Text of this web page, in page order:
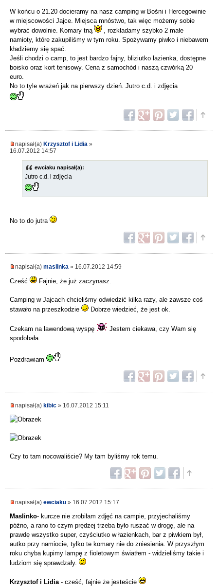
W końcu o 21.20 docieramy na nasz camping w Bośni i Hercegowinie
w miejscowości Jajce. Miejsca mnóstwo, tak więc możemy sobie
wybrać dowolnie. Komary tną
, rozkładamy szybko 2 małe
namioty, które zakupiliśmy w tym roku. Spożywamy piwko i niebawem
kładziemy się spać.
Jeśli chodzi o camp, to jest bardzo fajny, bliziutko łazienka, dostępne
boisko oraz kort tenisowy. Cena z samochód i naszą czwórką 20
euro.
No to tyle wrażeń jak na pierwszy dzień. Jutro c.d. i zdjęcia
napisał(a) Krzysztof i Lidia »
16.07.2012 14:57
ewciaku napisał(a):
Jutro c.d. i zdjęcia
No to do jutra
napisał(a) maslinka » 16.07.2012 14:59
Cześć Fajnie, że już zaczynasz.
Camping w Jajcach chcieliśmy odwiedzić kilka razy, ale zawsze coś
stawało na przeszkodzie
Dobrze wiedzieć, że jest ok.
Czekam na lawendową wyspę
Jestem ciekawa, czy Wam się
spodobała.
Pozdrawiam
napisał(a) kibic » 16.07.2012 15:11
Czy to tam nocowaliście? My tam byliśmy rok temu.
napisał(a) ewciaku » 16.07.2012 15:17
Maslinko- kurcze nie zrobiłam zdjęć na campie, przyjechaliśmy
późno, a rano to czym prędzej trzeba było ruszać w drogę, ale na
prawdę wszystko super, czyściutko w łazienkach, bar z piwkiem był,
autko przy namiocie, tylko te komary nie do zniesienia. W przyszłym
roku chyba kupimy lampę z fioletowym światłem - widzieliśmy takie i
ludziom się sprawdzały.
Krzysztof i Lidia- cześć, fajnie że jesteście